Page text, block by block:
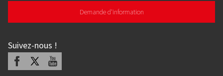
Demande d'information
Suivez-nous !
Facebook Youtube